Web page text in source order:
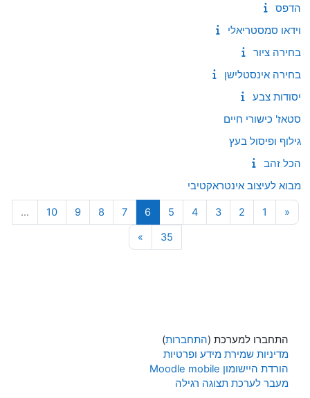
הדפס
וידאו סמסטריאלי
בחירה ציור
בחירה אינסטלישן
יסודות צבע
סטאז' כישורי חיים
גילוף ופיסול בעץ
הכל זהב
מבוא לעיצוב אינטראקטיבי
« העמוד הקודם
1עמוד 1
2 עמוד 2
3 עמוד 3
4עמוד 4
5 עמוד 5
6 עמוד 6
7עמוד 7
8 עמוד 8
9 עמוד 910עמוד 10
…
35 עמוד 35
»
התחברו למערכת (התחברות)
מדיניות שמירת מידע ופרטיות
הורדת היישומון Moodle mobile
מעבר לערכת תצוגה רגילה